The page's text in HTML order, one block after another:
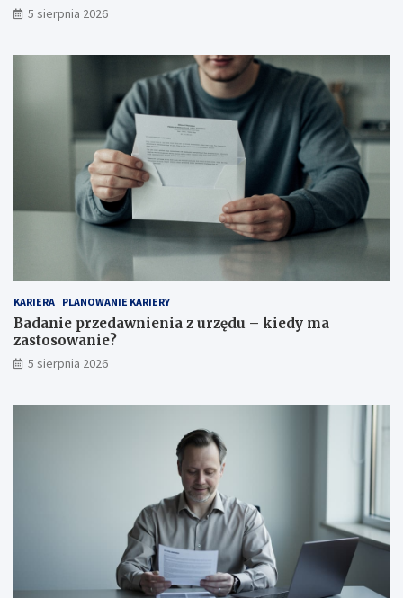
5 sierpnia 2026
KARIERA PLANOWANIE KARIERY
Badanie przedawnienia z urzędu – kiedy ma
zastosowanie?
5 sierpnia 2026